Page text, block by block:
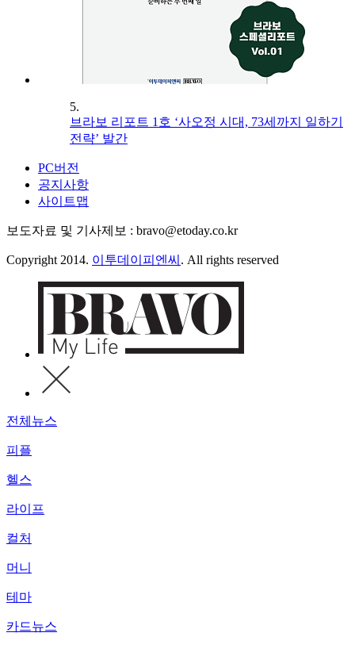
5.
브라보 리포트 1호 ‘사오정 시대, 73세까지 일하기
전략’ 발간
PC버전
공지사항
사이트맵
보도자료 및 기사제보 : bravo@etoday.co.kr
Copyright 2014. 이투데이피엔씨 . All rights reserved
전체뉴스
피플
헬스
라이프
컬처
머니
테마
카드뉴스